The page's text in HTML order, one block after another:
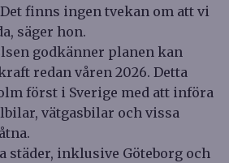
finns ingen tvekan om att vi
säger hon.
godkänner planen kan
redan våren 2026. Detta
först i Sverige med att införa
vätgasbilar och vissa
städer, inklusive Göteborg och